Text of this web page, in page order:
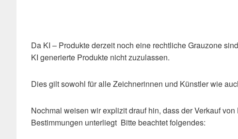
Da KI – Produkte derzeit noch eine rechtliche Grauzone
KI generierte Produkte nicht zuzulassen.
Dies gilt sowohl für alle Zeichnerinnen und Künstler wie
Nochmal weisen wir explizit drauf hin, dass der Verkauf
Bestimmungen unterliegt Bitte beachtet folgendes: